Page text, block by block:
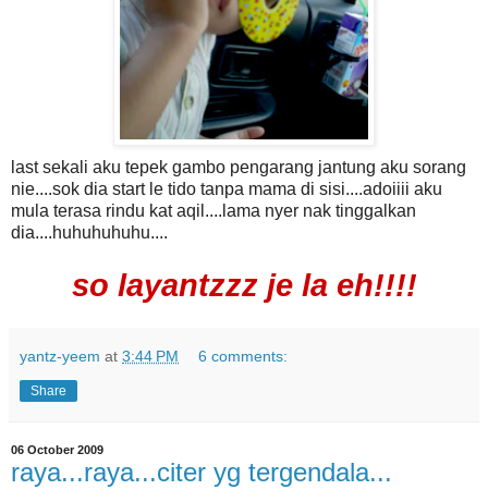
last sekali aku tepek gambo pengarang jantung aku sorang
nie....sok dia start le tido tanpa mama di sisi....adoiiii aku
mula terasa rindu kat aqil....lama nyer nak tinggalkan
dia....huhuhuhuhu....
so layantzzz je la eh!!!!
yantz-yeem at 3:44 PM 6 comments:
Share
06 October 2009
raya...raya...citer yg tergendala...